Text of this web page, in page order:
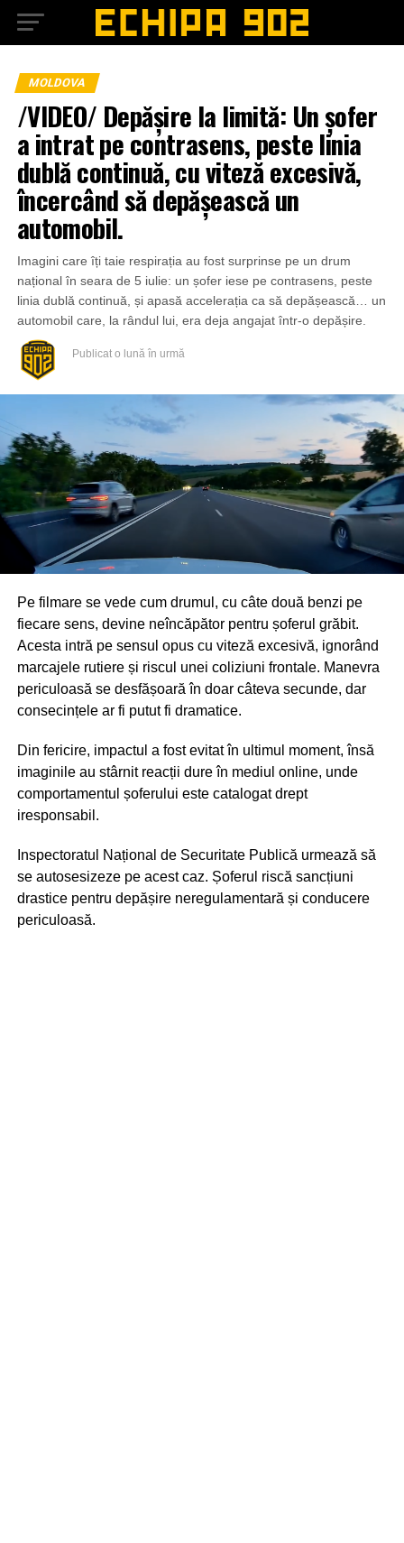
MOLDOVA
/VIDEO/ Depășire la limită: Un șofer
a intrat pe contrasens, peste linia
dublă continuă, cu viteză excesivă,
încercând să depășească un
automobil.
Imagini care îți taie respirația au fost surprinse pe un drum
național în seara de 5 iulie: un șofer iese pe contrasens, peste
linia dublă continuă, și apasă accelerația ca să depășească… un
automobil care, la rândul lui, era deja angajat într-o depășire.
Publicat o lună în urmă
Pe filmare se vede cum drumul, cu câte două benzi pe
fiecare sens, devine neîncăpător pentru șoferul grăbit.
Acesta intră pe sensul opus cu viteză excesivă, ignorând
marcajele rutiere și riscul unei coliziuni frontale. Manevra
periculoasă se desfășoară în doar câteva secunde, dar
consecințele ar fi putut fi dramatice.
Din fericire, impactul a fost evitat în ultimul moment, însă
imaginile au stârnit reacții dure în mediul online, unde
comportamentul șoferului este catalogat drept
iresponsabil.
Inspectoratul Național de Securitate Publică urmează să
se autosesizeze pe acest caz. Șoferul riscă sancțiuni
drastice pentru depășire neregulamentară și conducere
periculoasă.